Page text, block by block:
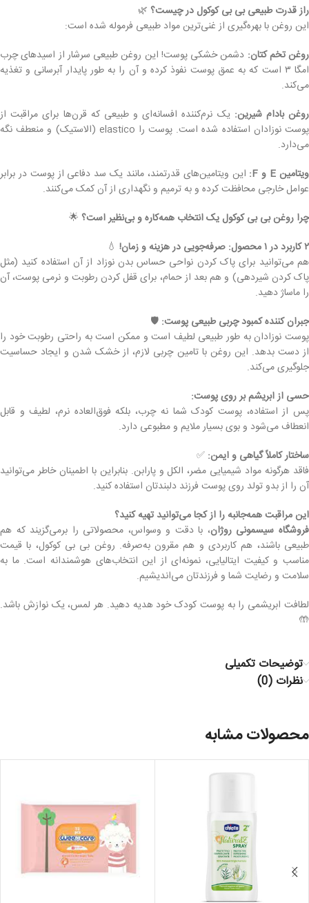
راز قدرت طبیعی بی بی کوکول در چیست؟ 🌿
این روغن با بهره‌گیری از غنی‌ترین مواد طبیعی فرموله شده است:
روغن تخم کتان: دشمن خشکی پوست! این روغن طبیعی سرشار از اسیدهای چرب
امگا ۳ است که به عمق پوست نفوذ کرده و آن را به طور پایدار آبرسانی و تغذیه
می‌کند.
روغن بادام شیرین: یک نرم‌کننده افسانه‌ای و طبیعی که قرن‌ها برای مراقبت از
پوست نوزادان استفاده شده است. پوست را elastico (الاستیک) و منعطف نگه
می‌دارد.
ویتامین E و F:
این ویتامین‌های قدرتمند، مانند یک سد دفاعی از پوست در برابر
عوامل خارجی محافظت کرده و به ترمیم و نگهداری از آن کمک می‌کنند.
چرا روغن بی بی کوکول یک انتخاب همه‌کاره و بی‌نظیر است؟ 🌟
۲ کاربرد در ۱ محصول: صرفه‌جویی در هزینه و زمان!
💧
هم می‌توانید برای پاک کردن نواحی حساس بدن نوزاد از آن استفاده کنید (مثل
پاک کردن شیردهی) و هم بعد از حمام، برای قفل کردن رطوبت و نرمی پوست، آن
را ماساژ دهید.
جبران کننده کمبود چربی طبیعی پوست: 🛡️
پوست نوزادان به طور طبیعی لطیف است و ممکن است به راحتی رطوبت خود را
از دست بدهد. این روغن با تامین چربی لازم، از خشک شدن و ایجاد حساسیت
جلوگیری می‌کند.
حسی از ابریشم بر روی پوست:
پس از استفاده، پوست کودک شما نه چرب، بلکه فوق‌العاده نرم، لطیف و قابل
انعطاف می‌شود و بوی بسیار ملایم و مطبوعی دارد.
ساختار کاملاً گیاهی و ایمن: ✅
فاقد هرگونه مواد شیمیایی مضر، الکل و پارابن. بنابراین با اطمینان خاطر می‌توانید
آن را از بدو تولد روی پوست فرزند دلبندتان استفاده کنید.
این مراقبت همه‌جانبه را از کجا می‌توانید تهیه کنید؟
فروشگاه سیسمونی روژان، با دقت و وسواس، محصولاتی را برمی‌گزیند که هم
طبیعی باشند، هم کاربردی و هم مقرون به‌صرفه. روغن بی بی کوکول، با قیمت
مناسب و کیفیت ایتالیایی، نمونه‌ای از این انتخاب‌های هوشمندانه است. ما به
سلامت و رضایت شما و فرزندتان می‌اندیشیم.
لطافت ابریشمی را به پوست کودک خود هدیه دهید. هر لمس، یک نوازش باشد.
🤲
توضیحات تکمیلی
نظرات (0)
محصولات مشابه